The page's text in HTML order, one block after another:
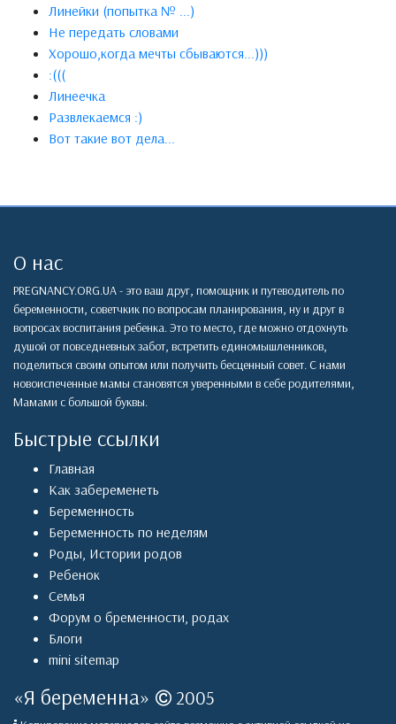
Линейки (попытка № ...)
Не передать словами
Хорошо,когда мечты сбываются...)))
:(((
Линеечка
Развлекаемся :)
Вот такие вот дела...
О нас
PREGNANCY.ORG.UA - это ваш друг, помощник и путеводитель по
беременности, советчкик по вопросам планирования, ну и друг в
вопросах воспитания ребенка. Это то место, где можно отдохнуть
душой от повседневных забот, встретить единомышленников,
поделиться своим опытом или получить бесценный совет. С нами
новоиспеченные мамы становятся уверенными в себе родителями,
Мамами с большой буквы.
Быстрые ссылки
Главная
Как забеременеть
Беременность
Беременность по неделям
Роды, Истории родов
Ребенок
Семья
Форум о бременности, родах
Блоги
mini sitemap
«Я беременна» 2005